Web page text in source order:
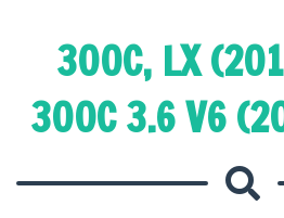
300C, LX
300C 3.6 V6